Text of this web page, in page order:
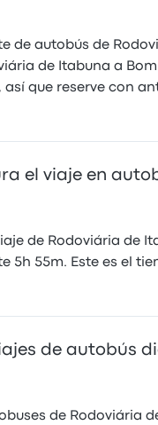
de autobús de
de Itabuna a
así que reserve con
el viaje en
de Rodoviária de
5h 55m. Este es el
de autobús
de Rodoviária